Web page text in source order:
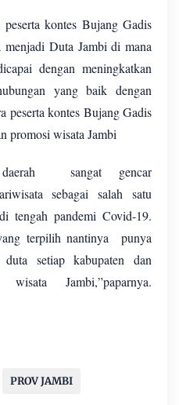
kontes Bujang Gadis
menjadi Duta Jambi di mana
dengan meningkatkan
yang baik dengan
peserta kontes Bujang Gadis
promosi wisata Jambi
sangat gencar
sebagai salah satu
tengah pandemi Covid-19.
terpilih nantinya
punya
setiap kabupaten dan
Jambi,”paparnya.
PROV JAMBI